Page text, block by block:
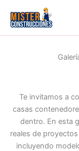
contenido
Te invitamos a
casas
dentro. En esta
reales de
incluyendo